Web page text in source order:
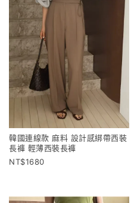
韓國連線款 麻料 設計感綁帶西裝
長褲 輕薄西裝長褲
1680